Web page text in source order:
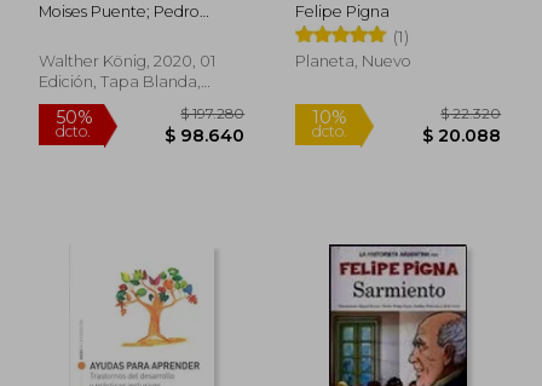
$ 48.549
40%
dcto.
Moises Puente; Pedro
Kersten Geers
Walther König, 2020, 01
Edición, Tapa Blanda,
Nuevo
Felipe Pigna
(1)
Planeta, Nuevo